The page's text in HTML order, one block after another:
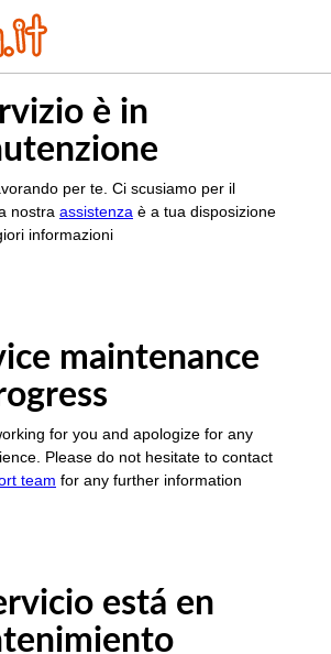
è in
per te. Ci scusiamo per il
nostra assistenza è a tua disposizione
informazioni
maintenance
for you and apologize for any
Please do not hesitate to contact
team for any further information
está en